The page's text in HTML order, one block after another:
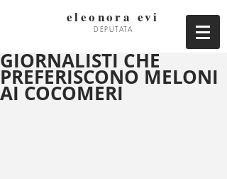
eleonora evi
DEPUTATA
GIORNALISTI CHE
PREFERISCONO MELONI
AI COCOMERI